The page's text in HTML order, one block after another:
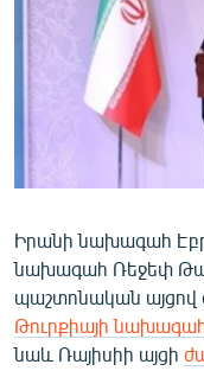
ՏԱՐԱԾԱՇՐՋԱՆ
ՄԻՋԱԶԳԱՅԻՆ
ՄՇԱԿՈՒՅԹ
ՏՏ ԵՒ ԻՆՏԵՐՆԵՏ
ԿՈՐՈՆԱՎԻՐՈՒՍ
ԱՐԽԻՎ
ՏԵՍԱՆՅՈՒԹԵՐ
Իրանի նախագահ
նախագահ Ռեջեփ
պաշտոնական այցով
Թուրքիայի
նաև Ռայիսիի այցի